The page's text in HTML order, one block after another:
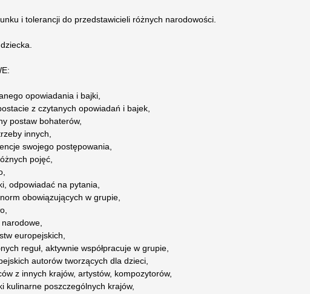
i tolerancji do przedstawicieli różnych narodowości.
opowiadania i bajki,
z czytanych opowiadań i bajek,
postaw bohaterów,
innych,
swojego postępowania,
pojęć,
odpowiadać na pytania,
obowiązujących w grupie,
europejskich,
reguł, aktywnie współpracuje w grupie,
autorów tworzących dla dzieci,
z innych krajów, artystów, kompozytorów,
kulinarne poszczególnych krajów,